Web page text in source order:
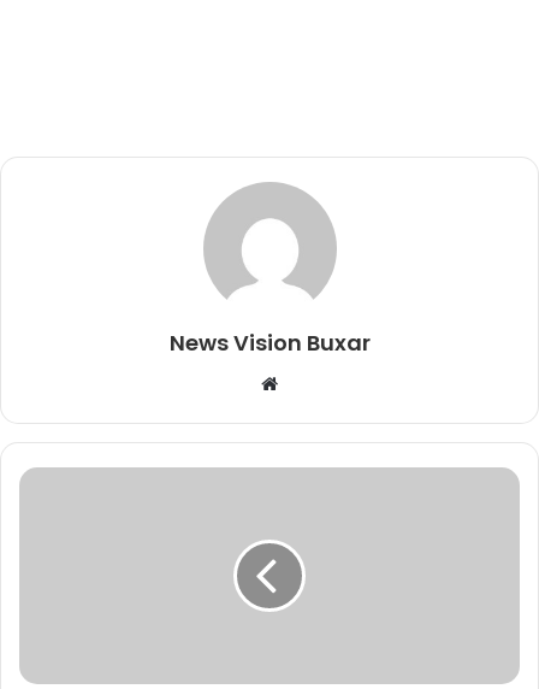
News Vision Buxar
b
s